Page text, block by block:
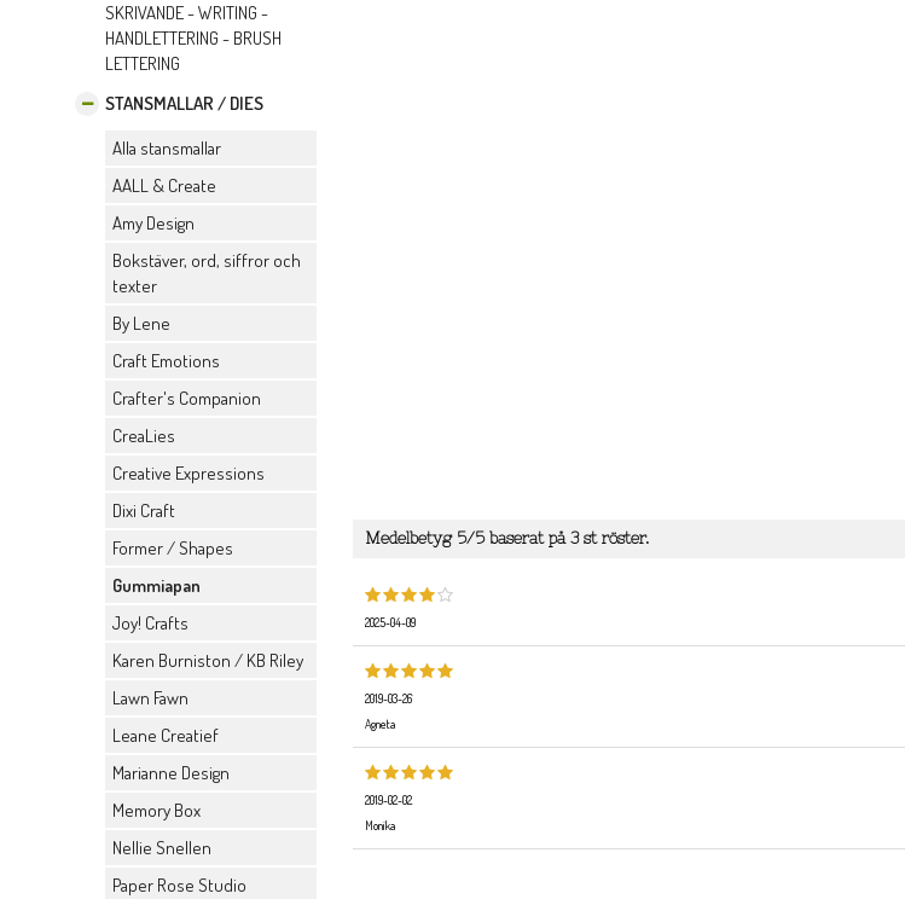
SKRIVANDE - WRITING -
HANDLETTERING - BRUSH
LETTERING
STANSMALLAR / DIES
Alla stansmallar
AALL & Create
Amy Design
Bokstäver, ord, siffror och
texter
By Lene
Craft Emotions
Crafter's Companion
CreaLies
Creative Expressions
Dixi Craft
Former / Shapes
Gummiapan
Joy! Crafts
Karen Burniston / KB Riley
Lawn Fawn
Leane Creatief
Marianne Design
Memory Box
Nellie Snellen
Paper Rose Studio
Medelbetyg 5/5 baserat på 3st röster.
2025-04-09
2019-03-26
Agneta
2019-02-02
Monika